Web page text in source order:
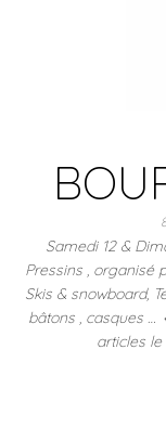
Samedi 12 &
Pressins , organisé
Skis & snowboard,
bâtons , casques …
articles le